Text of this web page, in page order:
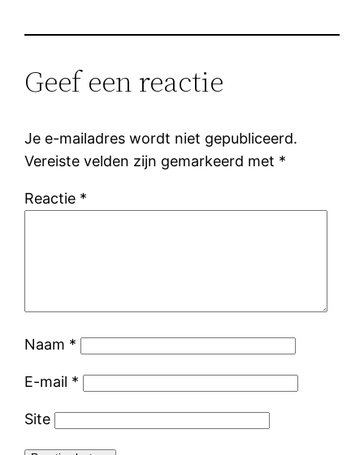
Geef een reactie
Je e-mailadres wordt niet gepubliceerd.
Vereiste velden zijn gemarkeerd met *
Reactie *
Naam *
E-mail *
Site